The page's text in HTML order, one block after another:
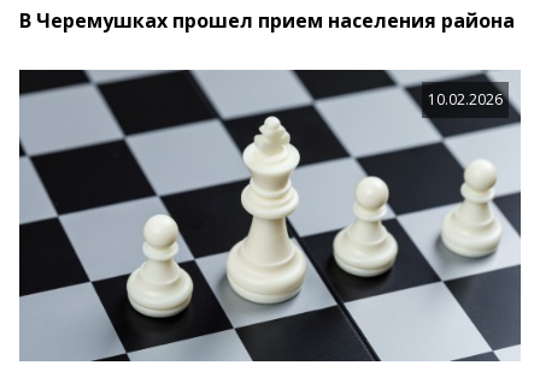
В Черемушках прошел прием населения района
10.02.2026